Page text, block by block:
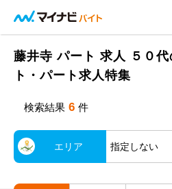
藤井寺 パート 求人 ５０
ト・パート求人特集
検索結果 6 件
エリア 指定しない